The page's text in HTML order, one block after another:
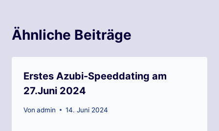
Ähnliche Beiträge
Erstes Azubi-Speeddating am
27.Juni 2024
Von admin 14. Juni 2024